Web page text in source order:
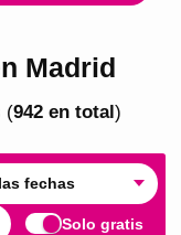
Madrid
(942en total )
fechas
Solo gratis